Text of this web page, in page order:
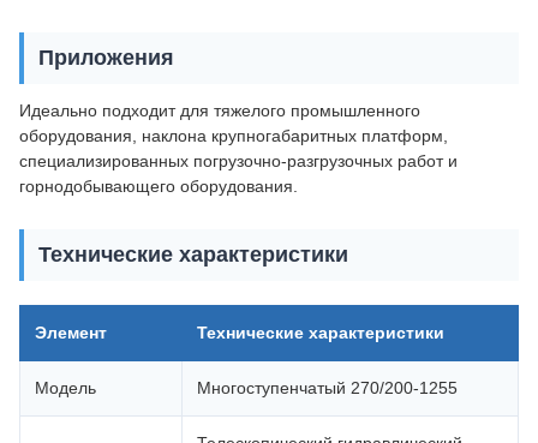
Приложения
Идеально подходит для тяжелого промышленного
оборудования, наклона крупногабаритных платформ,
специализированных погрузочно-разгрузочных работ и
горнодобывающего оборудования.
Технические характеристики
Элемент Технические характеристики
Модель Многоступенчатый 270/200-1255